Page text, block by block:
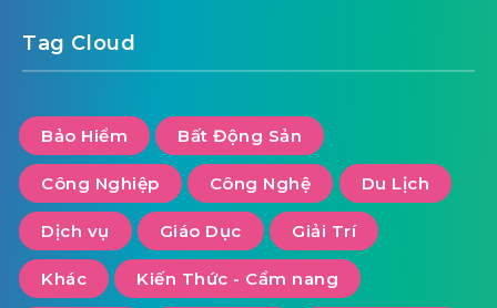
Tag Cloud
Bảo Hiểm Bất Động Sản
Công Nghiệp Công Nghệ Du Lịch
Dịch vụ Giáo Dục Giải Trí
Khác Kiến Thức - Cẩm nang